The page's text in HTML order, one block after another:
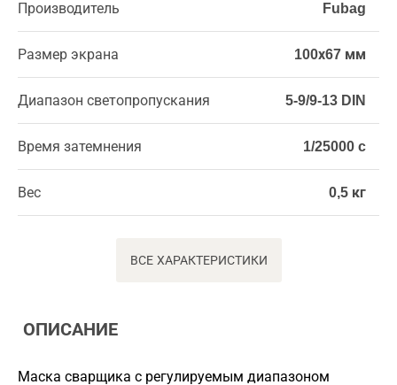
Производитель Fubag
Размер экрана 100х67 мм
Диапазон светопропускания 5-9/9-13 DIN
Время затемнения 1/25000 c
Вес 0,5 кг
ВСЕ ХАРАКТЕРИСТИКИ
ОПИСАНИЕ
Маска сварщика с регулируемым диапазоном